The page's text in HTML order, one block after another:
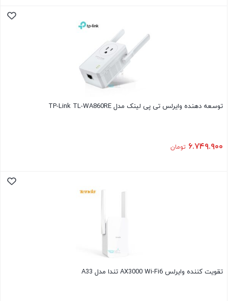
توسعه دهنده وایرلس تی پی لینک مدل TP-Link TL-WA860RE
۶.۷۴۹.۹۰۰ تومان
تقویت کننده وایرلس AX3000 Wi-Fi6 تندا مدل A33